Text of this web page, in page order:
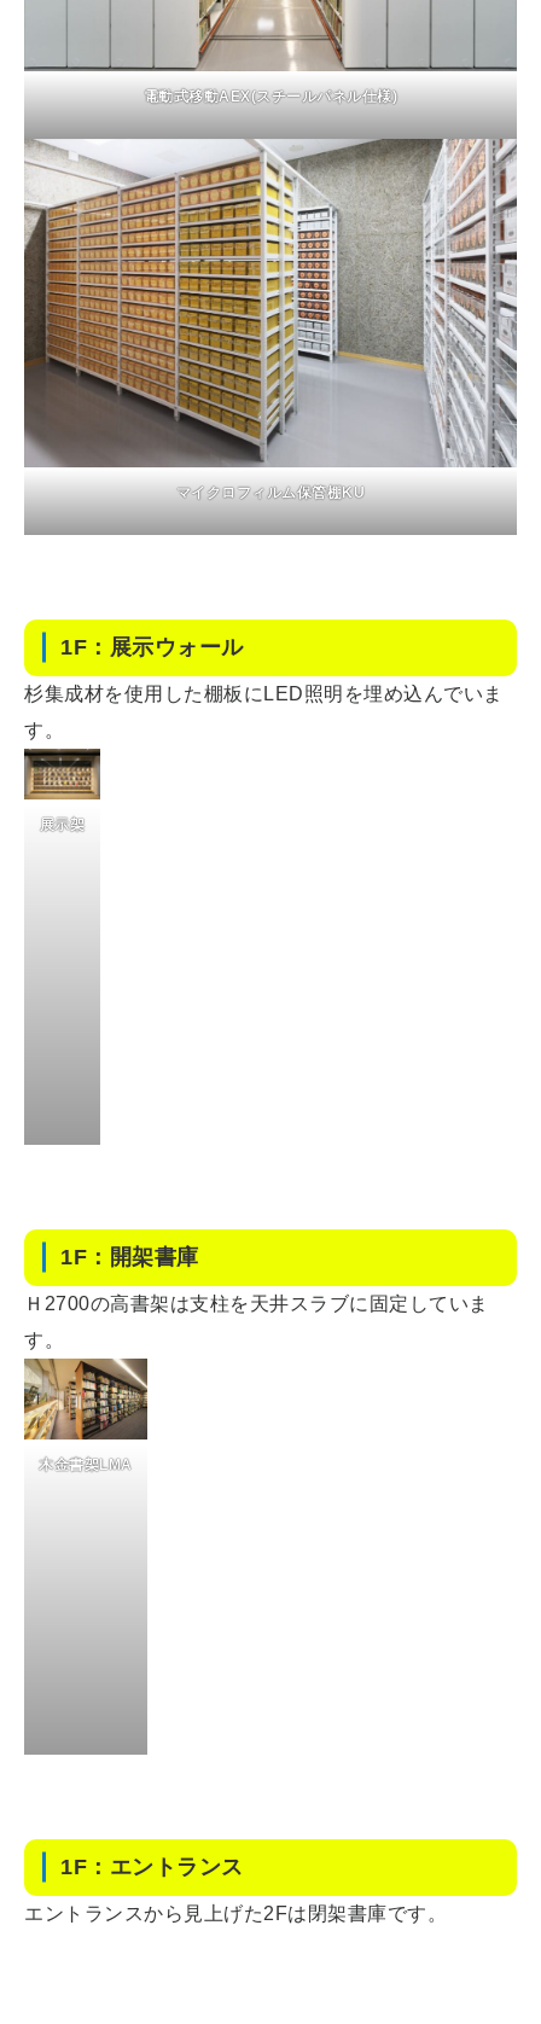
電動式移動AEX(スチールパネル仕様)
マイクロフィルム保管棚KU
1F：展示ウォール
杉集成材を使用した棚板にLED照明を埋め込んでいま
す。
展示架
1F：開架書庫
Ｈ2700の高書架は支柱を天井スラブに固定していま
す。
木金書架LMA
1F：エントランス
エントランスから見上げた2Fは閉架書庫です。